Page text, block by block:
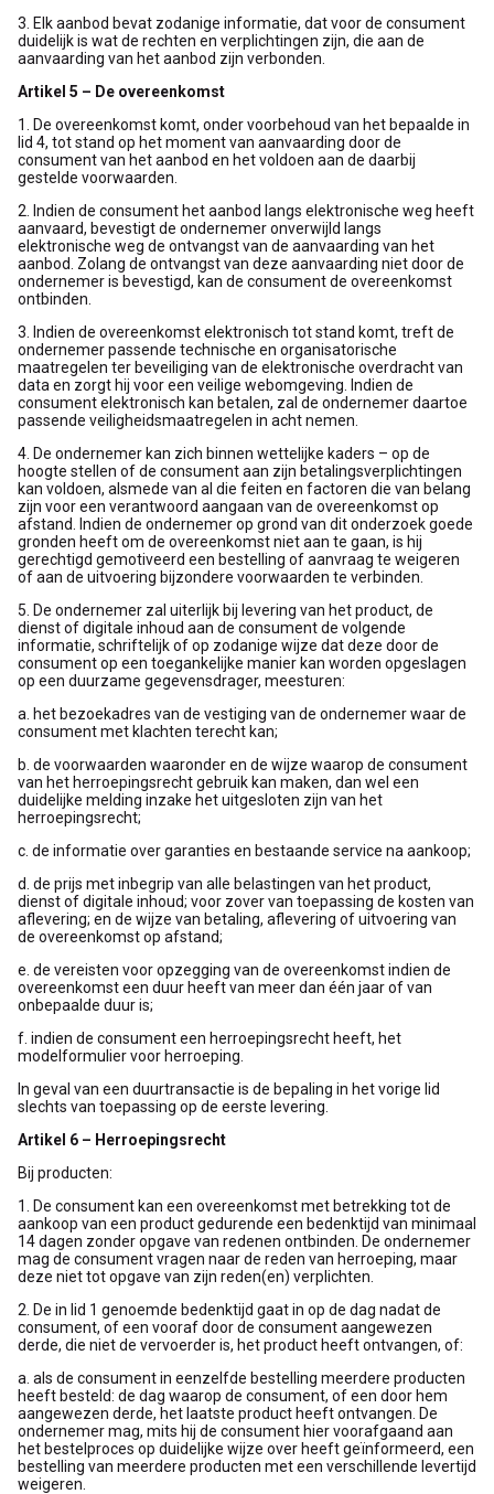
3. Elk aanbod bevat zodanige informatie, dat voor de consument
duidelijk is wat de rechten en verplichtingen zijn, die aan de
aanvaarding van het aanbod zijn verbonden.
Artikel 5 – De overeenkomst
1. De overeenkomst komt, onder voorbehoud van het bepaalde in
lid 4, tot stand op het moment van aanvaarding door de
consument van het aanbod en het voldoen aan de daarbij
gestelde voorwaarden.
2. Indien de consument het aanbod langs elektronische weg heeft
aanvaard, bevestigt de ondernemer onverwijld langs
elektronische weg de ontvangst van de aanvaarding van het
aanbod. Zolang de ontvangst van deze aanvaarding niet door de
ondernemer is bevestigd, kan de consument de overeenkomst
ontbinden.
3. Indien de overeenkomst elektronisch tot stand komt, treft de
ondernemer passende technische en organisatorische
maatregelen ter beveiliging van de elektronische overdracht van
data en zorgt hij voor een veilige webomgeving. Indien de
consument elektronisch kan betalen, zal de ondernemer daartoe
passende veiligheidsmaatregelen in acht nemen.
4. De ondernemer kan zich binnen wettelijke kaders – op de
hoogte stellen of de consument aan zijn betalingsverplichtingen
kan voldoen, alsmede van al die feiten en factoren die van belang
zijn voor een verantwoord aangaan van de overeenkomst op
afstand. Indien de ondernemer op grond van dit onderzoek goede
gronden heeft om de overeenkomst niet aan te gaan, is hij
gerechtigd gemotiveerd een bestelling of aanvraag te weigeren
of aan de uitvoering bijzondere voorwaarden te verbinden.
5. De ondernemer zal uiterlijk bij levering van het product, de
dienst of digitale inhoud aan de consument de volgende
informatie, schriftelijk of op zodanige wijze dat deze door de
consument op een toegankelijke manier kan worden opgeslagen
op een duurzame gegevensdrager, meesturen:
a. het bezoekadres van de vestiging van de ondernemer waar de
consument met klachten terecht kan;
b. de voorwaarden waaronder en de wijze waarop de consument
van het herroepingsrecht gebruik kan maken, dan wel een
duidelijke melding inzake het uitgesloten zijn van het
herroepingsrecht;
c. de informatie over garanties en bestaande service na aankoop;
d. de prijs met inbegrip van alle belastingen van het product,
dienst of digitale inhoud; voor zover van toepassing de kosten van
aflevering; en de wijze van betaling, aflevering of uitvoering van
de overeenkomst op afstand;
e. de vereisten voor opzegging van de overeenkomst indien de
overeenkomst een duur heeft van meer dan één jaar of van
onbepaalde duur is;
f. indien de consument een herroepingsrecht heeft, het
modelformulier voor herroeping.
In geval van een duurtransactie is de bepaling in het vorige lid
slechts van toepassing op de eerste levering.
Artikel 6 – Herroepingsrecht
Bij producten:
1. De consument kan een overeenkomst met betrekking tot de
aankoop van een product gedurende een bedenktijd van minimaal
14 dagen zonder opgave van redenen ontbinden. De ondernemer
mag de consument vragen naar de reden van herroeping, maar
deze niet tot opgave van zijn reden(en) verplichten.
2. De in lid 1 genoemde bedenktijd gaat in op de dag nadat de
consument, of een vooraf door de consument aangewezen
derde, die niet de vervoerder is, het product heeft ontvangen, of:
a. als de consument in eenzelfde bestelling meerdere producten
heeft besteld: de dag waarop de consument, of een door hem
aangewezen derde, het laatste product heeft ontvangen. De
ondernemer mag, mits hij de consument hier voorafgaand aan
het bestelproces op duidelijke wijze over heeft geïnformeerd, een
bestelling van meerdere producten met een verschillende levertijd
weigeren.